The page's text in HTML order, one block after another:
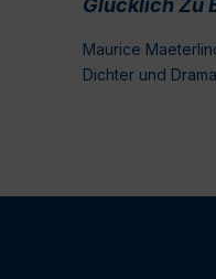
Maurice
Dichter und